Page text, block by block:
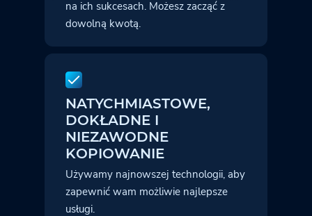
na ich sukcesach. Możesz zacząć z
dowolną kwotą.
NATYCHMIASTOWE,
DOKŁADNE I
NIEZAWODNE
KOPIOWANIE
Używamy najnowszej technologii, aby
zapewnić wam możliwie najlepsze
usługi.